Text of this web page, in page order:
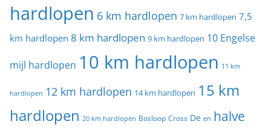
hardlopen 6 km hardlopen 7 km hardlopen 7,5
km hardlopen 8 km hardlopen 9 km hardlopen 10 Engelse
mijl hardlopen 10 km hardlopen 11 km
hardlopen 12 km hardlopen 14 km hardlopen 15 km
hardlopen 20 km hardlopen Bosloop Cross De en halve